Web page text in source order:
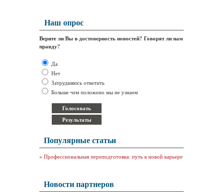
Наш опрос
Верите ли Вы в достоверность новостей? Говорят ли нам
правду?
Да
Нет
Затрудняюсь ответить
Больше чем положено мы не узнаем
Популярные статьи
» Профессиональная переподготовка: путь к новой карьере
Новости партнеров